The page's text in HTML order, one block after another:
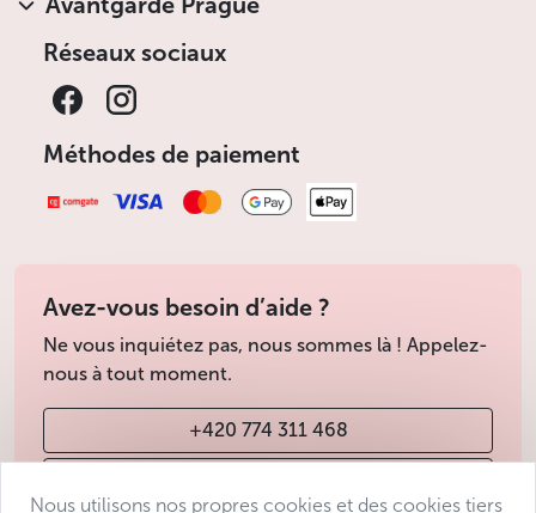
Réseaux sociaux
Méthodes de paiement
Avez-vous besoin d’aide ?
Ne vous inquiétez pas, nous sommes là ! Appelez-
nous à tout moment.
+420 774 311 468
Nous utilisons nos propres cookies et des cookies tiers